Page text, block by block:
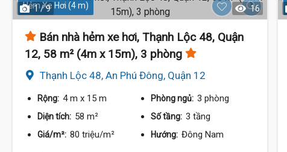
Hẻm Xe Hơi (4 m)
1 / 9 16
Bán nhà hẻm xe hơi, Thạnh Lộc 48, Quận
12, 58 m² (4m x 15m), 3 phòng
Thạnh Lộc 48, An Phú Đông, Quận 12
Rộng: 4 m x 15 m Phòng ngủ: 3 phòng
Diện tích: 58 m² Số tầng: 3 tầng
Giá/m²: 80 triệu/m² Hướng: Đông Nam